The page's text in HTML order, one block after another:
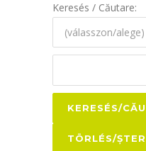
Keresés / Căutare: